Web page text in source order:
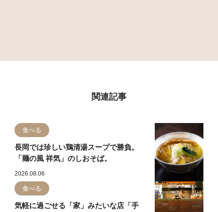
関連記事
食べる
長岡では珍しい鶏清湯スープで勝負。
「麺の風 祥気」のしおそば。
2026.08.06
食べる
気軽に過ごせる「家」みたいな店「手